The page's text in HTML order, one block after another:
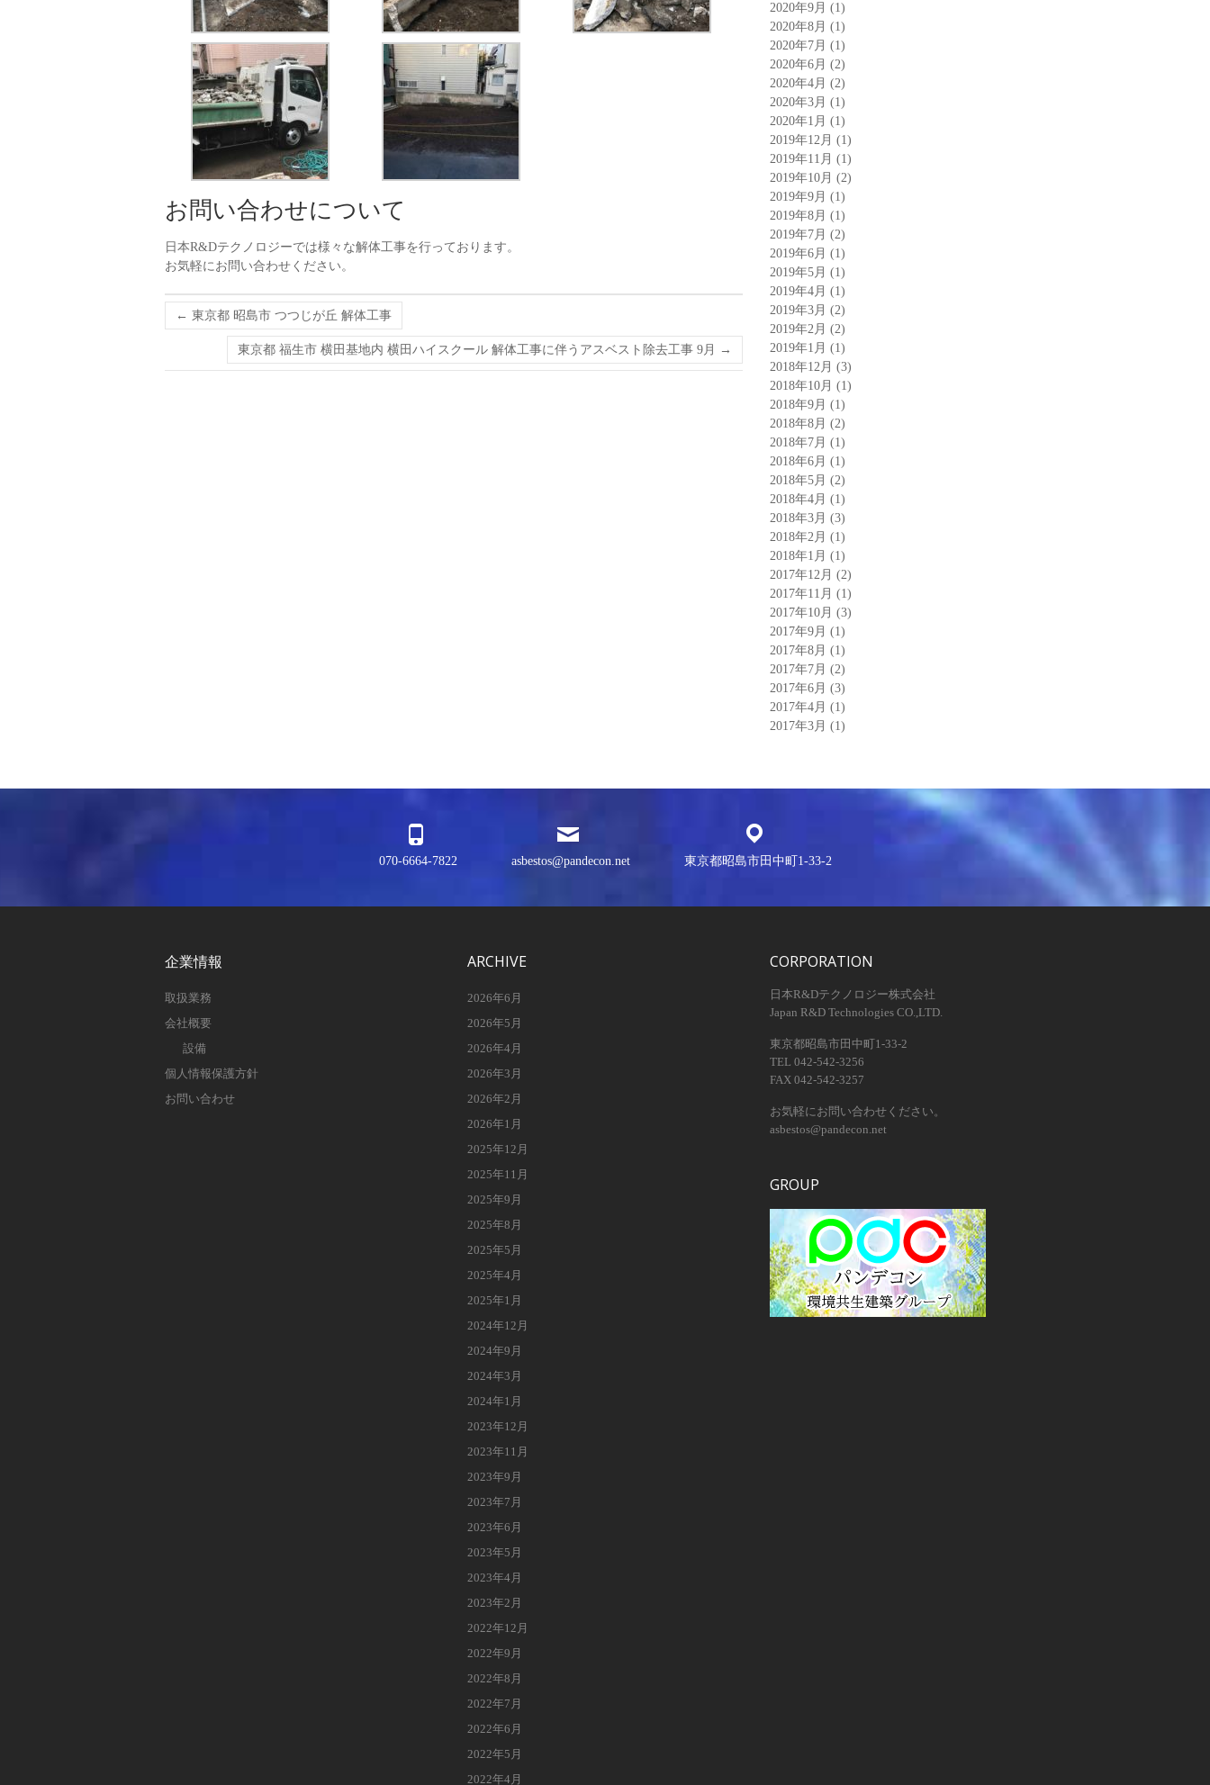
お問い合わせについて
日本R&Dテクノロジーでは様々な解体工事を行っております。
お気軽にお問い合わせください。
← 東京都 昭島市 つつじが丘 解体工事
東京都 福生市 横田基地内 横田ハイスクール 解体工事に伴うアスベスト除去工事 9月 →
2020年9月 (1)
2020年8月 (1)
2020年7月 (1)
2020年6月 (2)
2020年4月 (2)
2020年3月 (1)
2020年1月 (1)
2019年12月 (1)
2019年11月 (1)
2019年10月 (2)
2019年9月 (1)
2019年8月 (1)
2019年7月 (2)
2019年6月 (1)
2019年5月 (1)
2019年4月 (1)
2019年3月 (2)
2019年2月 (2)
2019年1月 (1)
2018年12月 (3)
2018年10月 (1)
2018年9月 (1)
2018年8月 (2)
2018年7月 (1)
2018年6月 (1)
2018年5月 (2)
2018年4月 (1)
2018年3月 (3)
2018年2月 (1)
2018年1月 (1)
2017年12月 (2)
2017年11月 (1)
2017年10月 (3)
2017年9月 (1)
2017年8月 (1)
2017年7月 (2)
2017年6月 (3)
2017年4月 (1)
2017年3月 (1)
070-6664-7822 asbestos@pandecon.net 東京都昭島市田中町1-33-2
企業情報
取扱業務
会社概要
設備
個人情報保護方針
お問い合わせ
ARCHIVE
2026年6月
2026年5月
2026年4月
2026年3月
2026年2月
2026年1月
2025年12月
2025年11月
2025年9月
2025年8月
2025年5月
2025年4月
2025年1月
2024年12月
2024年9月
2024年3月
2024年1月
2023年12月
2023年11月
2023年9月
2023年7月
2023年6月
2023年5月
2023年4月
2023年2月
2022年12月
2022年9月
2022年8月
2022年7月
2022年6月
2022年5月
2022年4月
CORPORATION
日本R&Dテクノロジー株式会社
Japan R&D Technologies CO.,LTD.
東京都昭島市田中町1-33-2
TEL 042-542-3256
FAX 042-542-3257
お気軽にお問い合わせください。
asbestos@pandecon.net
GROUP